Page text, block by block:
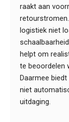
raakt aan
logistiek niet
helpt om
te beoordelen
Daarmee
niet
uitdaging.